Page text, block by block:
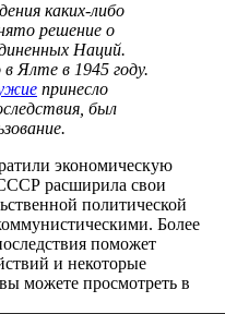
каких-либо
решение о
Наций.
Ялте в 1945 году.
принесло
был
экономическую
расширила свои
политической
Более
поможет
и некоторые
можете просмотреть в